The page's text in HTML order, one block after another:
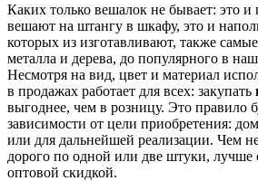
Каких только вешалок не бывает: это и
вешают на штангу в шкафу, это и
которых из изготавливают, также
металла и дерева, до популярного в
Несмотря на вид, цвет и материал
в продажах работает для всех: закупать
выгоднее, чем в розницу. Это правило
зависимости от цели приобретения:
или для дальнейшей реализации. Чем
дорого по одной или две штуки, лучше
оптовой скидкой.